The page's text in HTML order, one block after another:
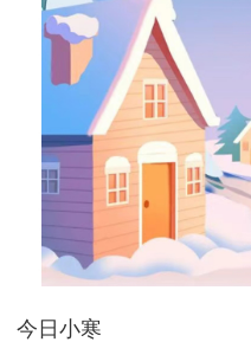
今日小寒